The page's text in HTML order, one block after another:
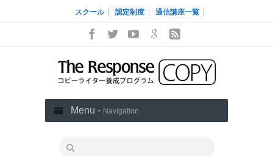
スクール 認定制度 通信講座一覧
Menu - Navigation